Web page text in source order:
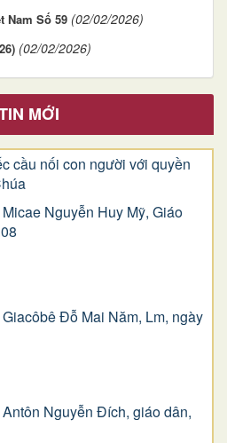
Nam Số 59 (02/02/2026)
(02/02/2026)
MỚI
cầu nối con người với quyền
Nguyễn Huy Mỹ, Giáo
Ðỗ Mai Năm, Lm, ngày
Nguyễn Ðích, giáo dân,